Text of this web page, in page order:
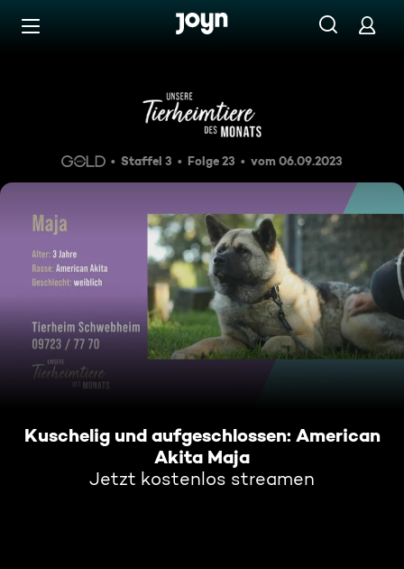
Zum Inhalt springen
Kuschelig und
Staffel 3 Folge 23 vom 06.09.2023
Kuschelig und aufgeschlossen: American
Akita Maja
Jetzt kostenlos streamen